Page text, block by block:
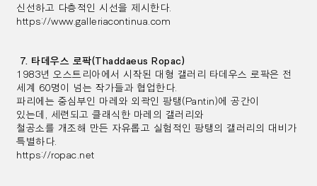
신선하고 다층적인 시선을 제시한다.
https://www.galleriacontinua.com
7. 타데우스 로팍(Thaddaeus Ropac)
1983년 오스트리아에서 시작된 대형 갤러리 타데우스 로팍은 전
세계 60명이 넘는 작가들과 협업한다.
파리에는 중심부인 마레와 외곽인 팡탱(Pantin)에 공간이
있는데, 세련되고 클래식한 마레의 갤러리와
철공소를 개조해 만든 자유롭고 실험적인 팡탱의 갤러리의 대비가
특별하다.
https://ropac.net